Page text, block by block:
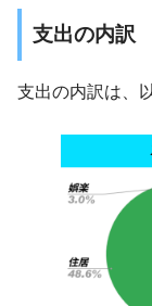
支出の内訳
支出の内訳は、